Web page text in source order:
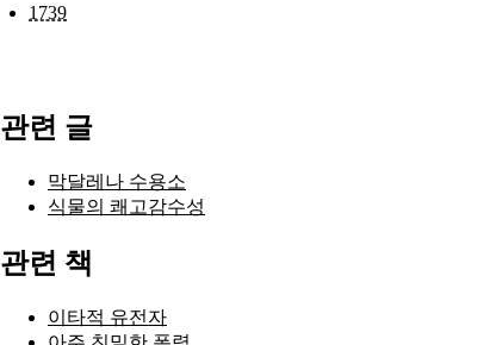
1739
관련 글
막달레나 수용소
식물의 쾌고감수성
관련 책
이타적 유전자